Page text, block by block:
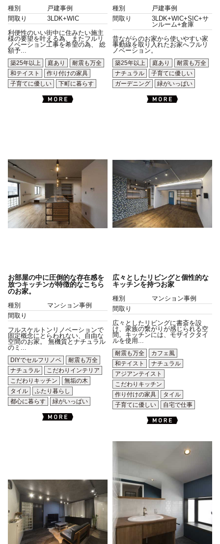
種別
戸建事例
間取り
3LDK+WIC
利便性のいい街中に住みたい施主
様の要望を叶える為、またフルリ
ノベーション工事を希望の為、 総
額予...
築25年以上
庭あり
耐震も万全
和テイスト
作り付けの家具
子育てに優しい
下町に暮らす
種別
戸建事例
間取り
3LDK+WIC+SIC+サ
ンルーム+倉庫
昔ながらのお家から使いやすい家
事動線を取り入れたお家へフルリ
ノベーション。
築25年以上
庭あり
耐震も万全
ナチュラル
子育てに優しい
ガーデニング
緑がいっぱい
お部屋の中に圧倒的な存在感を
放つキッチンが特徴的なこちら
のお家。
種別
マンション事例
間取り
フルスケルトンリノベーションで
固定概念にとらわれない、自由な
空間のお家。 無機質とナチュラル
のミ...
DIYでセルフリノベ
耐震も万全
ナチュラル
こだわりインテリア
こだわりキッチン
無垢の木
タイル
ふたり暮らし
都心に暮らす
緑がいっぱい
広々としたリビングと個性的な
キッチンを持つお家
種別
マンション事例
間取り
広々としたリビングに書斎を設
け、家族の繋がりが感じられる空
間。キッチンには、モザイクタイ
ルを使用...
耐震も万全
カフェ風
和テイスト
ナチュラル
アジアンテイスト
こだわりキッチン
作り付けの家具
タイル
子育てに優しい
自宅で仕事